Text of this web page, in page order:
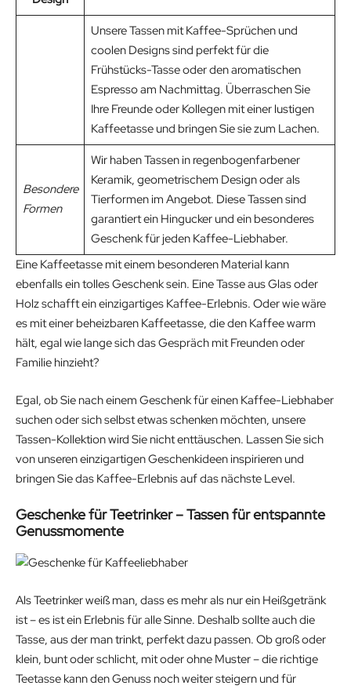
Unsere Tassen mit Kaffee-Sprüchen und
coolen Designs sind perfekt für die
Frühstücks-Tasse oder den aromatischen
Espresso am Nachmittag. Überraschen Sie
Ihre Freunde oder Kollegen mit einer lustigen
Kaffeetasse und bringen Sie sie zum Lachen.
Besondere
Formen
Wir haben Tassen in regenbogenfarbener
Keramik, geometrischem Design oder als
Tierformen im Angebot. Diese Tassen sind
garantiert ein Hingucker und ein besonderes
Geschenk für jeden Kaffee-Liebhaber.
Eine Kaffeetasse mit einem besonderen Material kann
ebenfalls ein tolles Geschenk sein. Eine Tasse aus Glas oder
Holz schafft ein einzigartiges Kaffee-Erlebnis. Oder wie wäre
es mit einer beheizbaren Kaffeetasse, die den Kaffee warm
hält, egal wie lange sich das Gespräch mit Freunden oder
Familie hinzieht?
Egal, ob Sie nach einem Geschenk für einen Kaffee-Liebhaber
suchen oder sich selbst etwas schenken möchten, unsere
Tassen-Kollektion wird Sie nicht enttäuschen. Lassen Sie sich
von unseren einzigartigen Geschenkideen inspirieren und
bringen Sie das Kaffee-Erlebnis auf das nächste Level.
Geschenke für Teetrinker – Tassen für entspannte
Genussmomente
Als Teetrinker weiß man, dass es mehr als nur ein Heißgetränk
ist – es ist ein Erlebnis für alle Sinne. Deshalb sollte auch die
Tasse, aus der man trinkt, perfekt dazu passen. Ob groß oder
klein, bunt oder schlicht, mit oder ohne Muster – die richtige
Teetasse kann den Genuss noch weiter steigern und für